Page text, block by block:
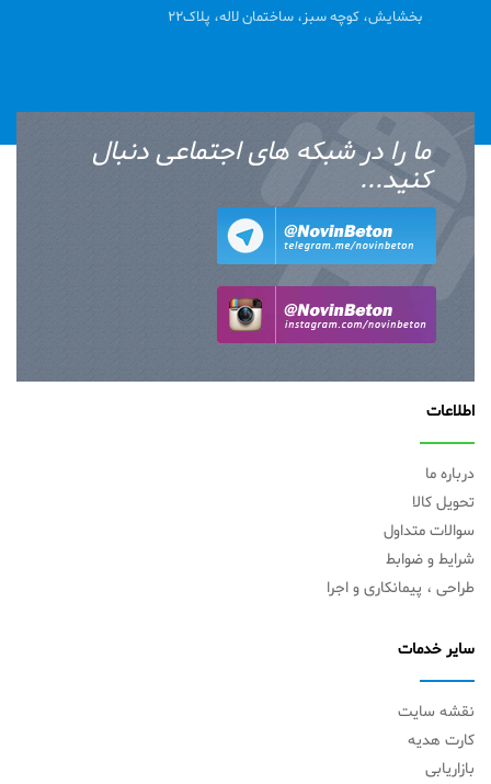
بخشایش، کوچه سبز، ساختمان لاله، پلاک22
ما را در شبکه های اجتماعی دنبال
کنید...
اطلاعات
درباره ما
تحویل کالا
سوالات متداول
شرایط و ضوابط
طراحی ، پیمانکاری و اجرا
سایر خدمات
نقشه سایت
کارت هدیه
بازاریابی